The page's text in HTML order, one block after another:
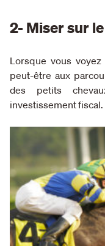
2- Miser sur
Lorsque vous voyez
peut-être aux
des petits
investissement fiscal.